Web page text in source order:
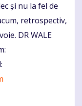
și nu la fel de
retrospectiv,
DR WALE